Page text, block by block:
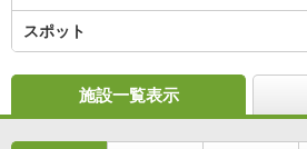
スポット
施設一覧表示